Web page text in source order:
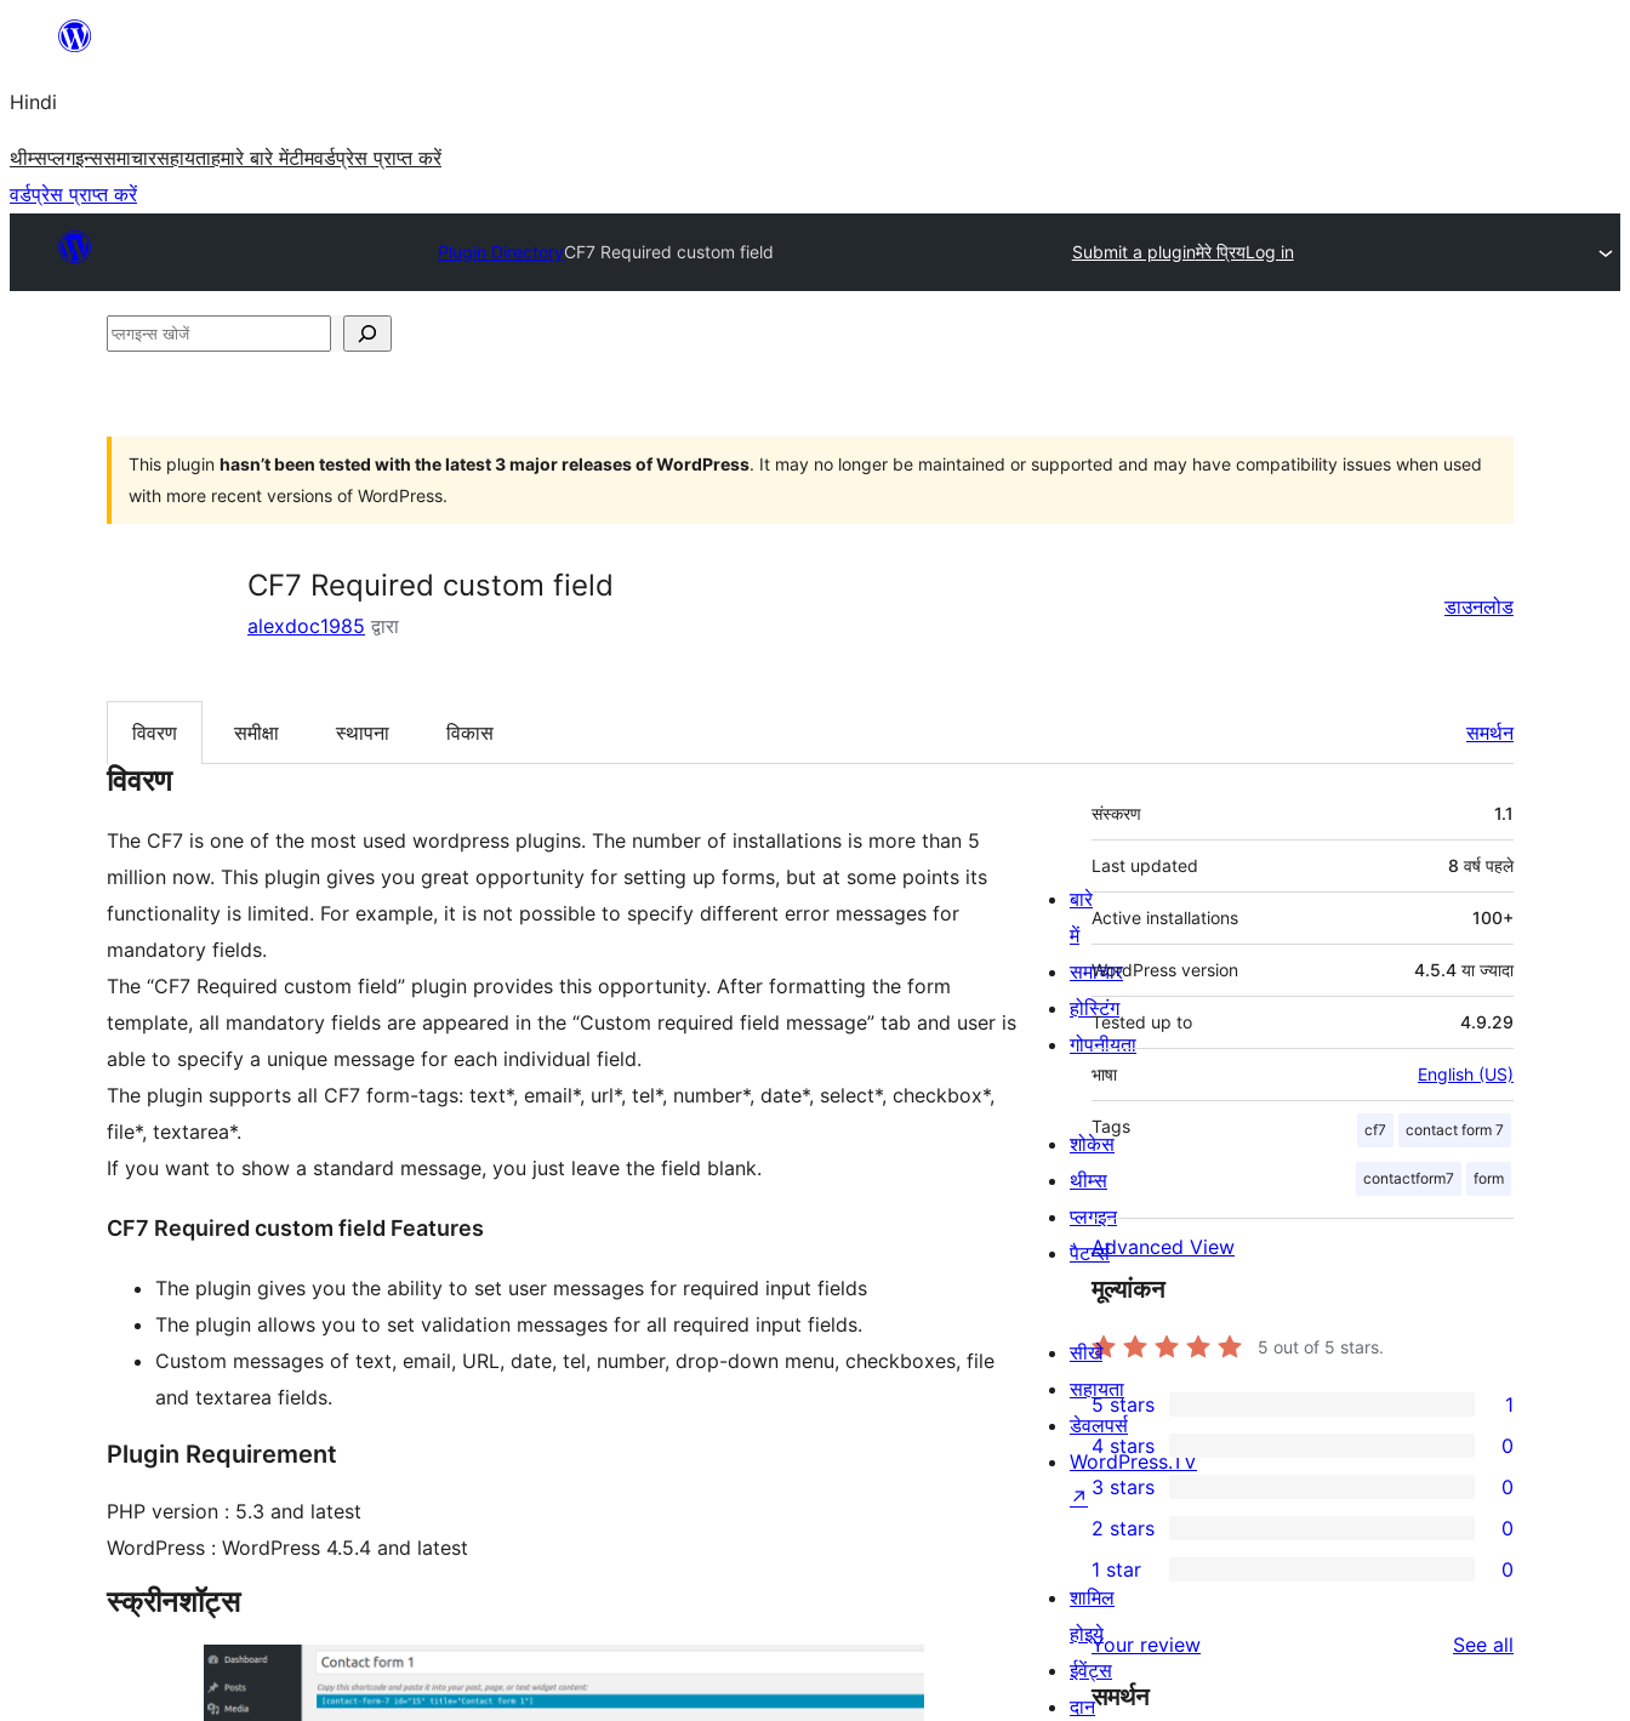
सामग्री
जाएं
Hindi
थीम्सप्लगइन्ससमाचारसहायताहमारे बारे मेंटीमवर्डप्रेस प्राप्त करें
वर्डप्रेस प्राप्त करें
Plugin DirectoryCF7 Required custom field Submit a pluginमेरे प्रियLog in
प्लगइन्स
This plugin hasn’t been tested with the latest 3 major releases of WordPress. It may no longer be maintained or supported and may have compatibility issues when used
with more recent versions of WordPress.
CF7 Required custom field
alexdoc1985 द्वारा
डाउनलोड
विवरण समीक्षा स्थापना विकास समर्थन
विवरण
The CF7 is one of the most used wordpress plugins. The number of installations is more than 5
million now. This plugin gives you great opportunity for setting up forms, but at some points its
functionality is limited. For example, it is not possible to specify different error messages for
mandatory fields.
The “CF7 Required custom field” plugin provides this opportunity. After formatting the form
template, all mandatory fields are appeared in the “Custom required field message” tab and user is
able to specify a unique message for each individual field.
The plugin supports all CF7 form-tags: text*, email*, url*, tel*, number*, date*, select*, checkbox*,
file*, textarea*.
If you want to show a standard message, you just leave the field blank.
CF7 Required custom field Features
The plugin gives you the ability to set user messages for required input fields
The plugin allows you to set validation messages for all required input fields.
Custom messages of text, email, URL, date, tel, number, drop-down menu, checkboxes, file
and textarea fields.
Plugin Requirement
PHP version : 5.3 and latest
WordPress : WordPress 4.5.4 and latest
स्क्रीनशॉट्स
मेटा
संस्करण 1.1
Last updated 8 वर्ष पहले
Active installations 100+
WordPress version 4.5.4 या ज्यादा
Tested up to 4.9.29
भाषा English (US)
Tags cf7 contact form 7
contactform7 form
Advanced View
मूल्यांकन
5 out of 5 stars.
1
5-
star
review
5 stars 1
0
4-
star
reviews
4 stars 0
0
3-
star
reviews
3 stars 0
2-
star
reviews
2 stars 0
0
1-
star
reviews
1 star 0
Your review See all
समर्थन
बारे
में
समाचार
होस्टिंग
गोपनीयता
शोकेस
थीम्स
प्लगइन
पैटर्न्स
सीखे
सहायता
डेवलपर्स
WordPress.TV
↗
शामिल
होइये
ईवेंट्स
दान